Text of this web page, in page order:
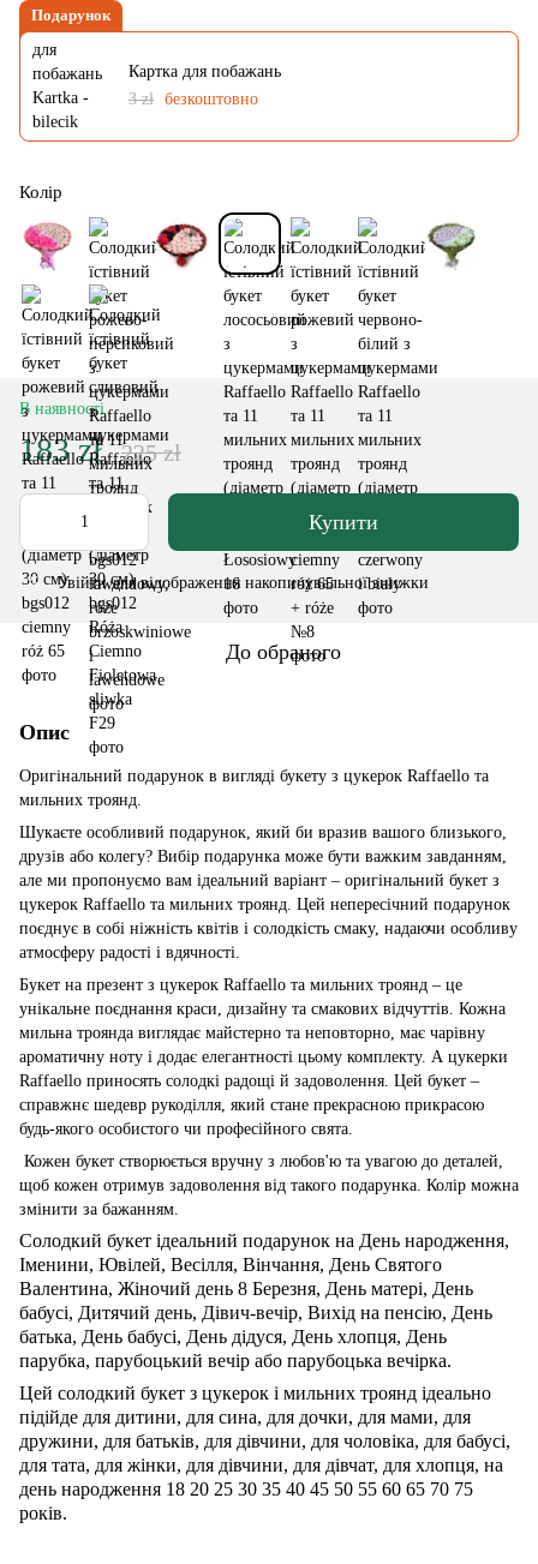
Подарунок
Картка для побажань
3 zł безкоштовно
Колір
В наявності
183 zł 225 zł
Купити
% Увійтидля відображення накопичувальної знижки
До обраного
Опис
Оригінальний подарунок в вигляді букету з цукерок Raffaello та
мильних троянд.
Шукаєте особливий подарунок, який би вразив вашого близького,
друзів або колегу? Вибір подарунка може бути важким завданням,
але ми пропонуємо вам ідеальний варіант – оригінальний букет з
цукерок Raffaello та мильних троянд. Цей непересічний подарунок
поєднує в собі ніжність квітів і солодкість смаку, надаючи особливу
атмосферу радості і вдячності.
Букет на презент з цукерок Raffaello та мильних троянд – це
унікальне поєднання краси, дизайну та смакових відчуттів. Кожна
мильна троянда виглядає майстерно та неповторно, має чарівну
ароматичну ноту і додає елегантності цьому комплекту. А цукерки
Raffaello приносять солодкі радощі й задоволення. Цей букет –
справжнє шедевр рукоділля, який стане прекрасною прикрасою
будь-якого особистого чи професійного свята.
Кожен букет створюється вручну з любов'ю та увагою до деталей,
щоб кожен отримув задоволення від такого подарунка. Колір можна
змінити за бажанням.
Солодкий букет ідеальний подарунок на День народження,
Іменини, Ювілей, Весілля, Вінчання, День Святого
Валентина, Жіночий день 8 Березня, День матері, День
бабусі, Дитячий день, Дівич-вечір, Вихід на пенсію, День
батька, День бабусі, День дідуся, День хлопця, День
парубка, парубоцький вечір або парубоцька вечірка.
Цей солодкий букет з цукерок і мильних троянд ідеально
підійде для дитини, для сина, для дочки, для мами, для
дружини, для батьків, для дівчини, для чоловіка, для бабусі,
для тата, для жінки, для дівчини, для дівчат, для хлопця, на
день народження 18 20 25 30 35 40 45 50 55 60 65 70 75
років.